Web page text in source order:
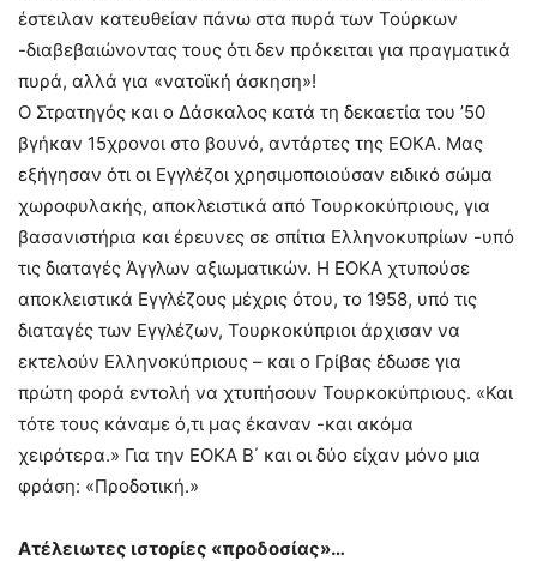
έστειλαν κατευθείαν πάνω στα πυρά των Τούρκων
-διαβεβαιώνοντας τους ότι δεν πρόκειται για πραγματικά
πυρά, αλλά για «νατοϊκή άσκηση»!
Ο Στρατηγός και ο Δάσκαλος κατά τη δεκαετία του ’50
βγήκαν 15χρονοι στο βουνό, αντάρτες της ΕΟΚΑ. Μας
εξήγησαν ότι οι Εγγλέζοι χρησιμοποιούσαν ειδικό σώμα
χωροφυλακής, αποκλειστικά από Τουρκοκύπριους, για
βασανιστήρια και έρευνες σε σπίτια Ελληνοκυπρίων -υπό
τις διαταγές Άγγλων αξιωματικών. Η ΕΟΚΑ χτυπούσε
αποκλειστικά Εγγλέζους μέχρις ότου, το 1958, υπό τις
διαταγές των Εγγλέζων, Τουρκοκύπριοι άρχισαν να
εκτελούν Ελληνοκύπριους – και ο Γρίβας έδωσε για
πρώτη φορά εντολή να χτυπήσουν Τουρκοκύπριους. «Και
τότε τους κάναμε ό,τι μας έκαναν -και ακόμα
χειρότερα.» Για την ΕΟΚΑ Β΄ και οι δύο είχαν μόνο μια
φράση: «Προδοτική.»
Ατέλειωτες ιστορίες «προδοσίας»…